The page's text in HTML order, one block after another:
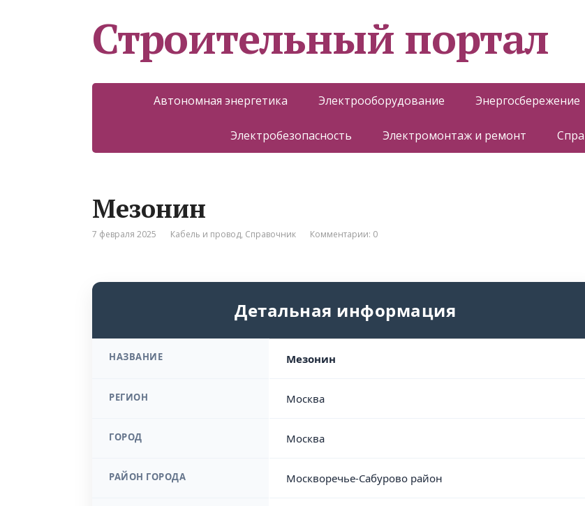
Строительный портал
Автономная энергетика Электрооборудование Энергосбережение
Электробезопасность Электромонтаж и ремонт
Мезонин
7 февраля 2025 Кабель и провод, Справочник Комментарии: 0
Детальная информация
НАЗВАНИЕ Мезонин
РЕГИОН Москва
ГОРОД Москва
РАЙОН ГОРОДА Москворечье-Сабурово район